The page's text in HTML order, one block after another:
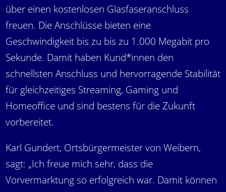
über einen kostenlosen Glasfaseranschluss
freuen. Die Anschlüsse bieten eine
Geschwindigkeit bis zu bis zu 1.000 Megabit pro
Sekunde. Damit haben Kund*innen den
schnellsten Anschluss und hervorragende Stabilität
für gleichzeitiges Streaming, Gaming und
Homeoffice und sind bestens für die Zukunft
vorbereitet.
Karl Gundert, Ortsbürgermeister von Weibern,
sagt: „Ich freue mich sehr, dass die
Vorvermarktung so erfolgreich war. Damit können